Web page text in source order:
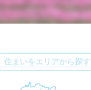
住まいをエリアから探す